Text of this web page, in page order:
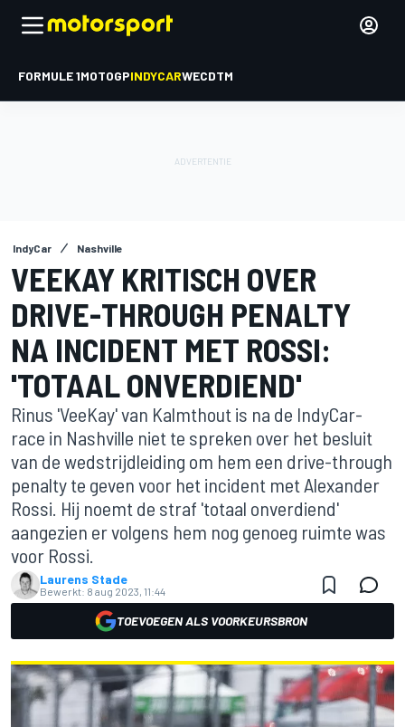
FORMULE 1MOTOGPINDYCARWECDTM
IndyCar Nashville
VEEKAY KRITISCH OVER
DRIVE-THROUGH PENALTY
NA INCIDENT MET ROSSI:
'TOTAAL ONVERDIEND'
Rinus 'VeeKay' van Kalmthout is na de IndyCar-
race in Nashville niet te spreken over het besluit
van de wedstrijdleiding om hem een drive-through
penalty te geven voor het incident met Alexander
Rossi. Hij noemt de straf 'totaal onverdiend'
aangezien er volgens hem nog genoeg ruimte was
voor Rossi.
Laurens Stade
Bewerkt: 8 aug 2023, 11:44
TOEVOEGEN ALS VOORKEURSBRON